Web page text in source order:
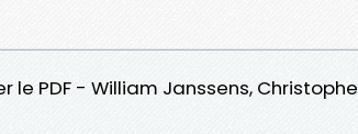
le PDF - William Janssens, Christophe